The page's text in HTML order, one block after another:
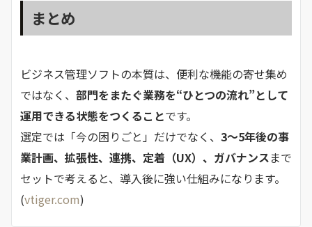
まとめ
ビジネス管理ソフトの本質は、便利な機能の寄せ集め
ではなく、 部門をまたぐ業務を“ひとつの流れ”として
運用できる状態をつくることです。
選定では「今の困りごと」だけでなく、 3〜5年後の事
業計画、拡張性、連携、定着（UX）、ガバナンスまで
セットで考えると、導入後に強い仕組みになります。
(vtiger.com)